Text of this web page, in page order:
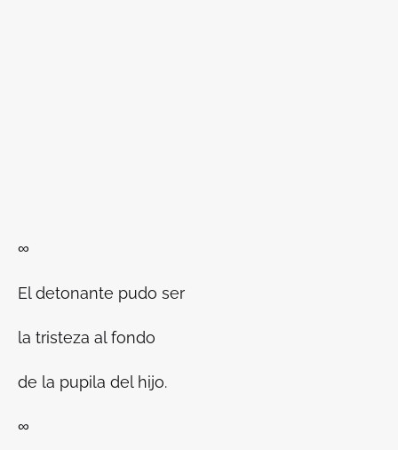
∞
El detonante pudo ser
la tristeza al fondo
de la pupila del hijo.
∞